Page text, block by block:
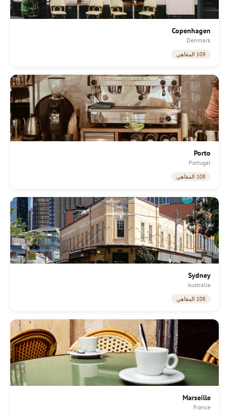
Copenhagen
Denmark
109 المقاهي
Porto
Portugal
108 المقاهي
Sydney
Australia
108 المقاهي
Marseille
France